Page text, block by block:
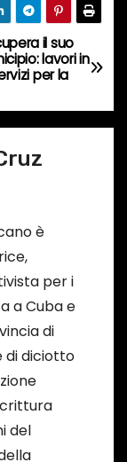
il suo
lavori in
per la
è
per i
a Cuba e
di
di diciotto
del